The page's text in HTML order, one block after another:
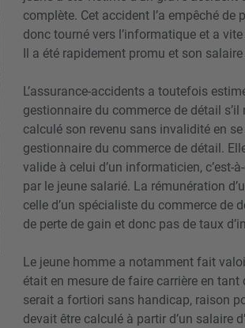
complète. Cet accident l’a empêché de
donc tourné vers l’informatique et a
Il a été rapidement promu et son salaire
L’assurance-accidents a toutefois
gestionnaire du commerce de détail s’il
calculé son revenu sans invalidité en
gestionnaire du commerce de détail.
valide à celui d’un informaticien, c’est-
par le jeune salarié. La rémunération
celle d’un spécialiste du commerce de
de perte de gain et donc pas de taux
Le jeune homme a notamment fait
était en mesure de faire carrière en
serait a fortiori sans handicap, raison
devait être calculé à partir d’un salaire